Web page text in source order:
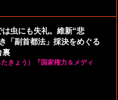
は虫にも失礼。維新“悲
「副首都法」採決をめぐる
裏
きょう）『国家権力＆メディ